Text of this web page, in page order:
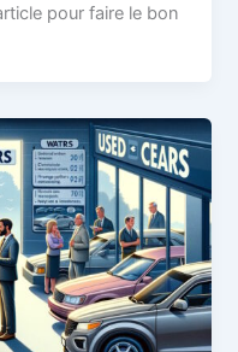
pour faire le bon